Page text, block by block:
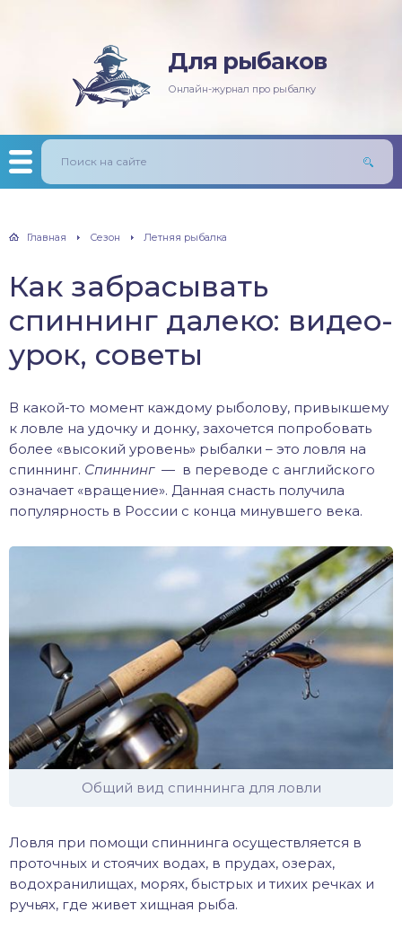
Для рыбаков
Онлайн-журнал про рыбалку
Главная Сезон Летняя рыбалка
Как забрасывать
спиннинг далеко: видео-
урок, советы
В какой-то момент каждому рыболову, привыкшему
к ловле на удочку и донку, захочется попробовать
более «высокий уровень» рыбалки – это ловля на
спиннинг. Спиннинг— в переводе с английского
означает «вращение». Данная снасть получила
популярность в России с конца минувшего века.
Общий вид спиннинга для ловли
Ловля при помощи спиннинга осуществляется в
проточных и стоячих водах, в прудах, озерах,
водохранилищах, морях, быстрых и тихих речках и
ручьях, где живет хищная рыба.
рыбалка
рыбалка
амур
снасть
и донки
билет